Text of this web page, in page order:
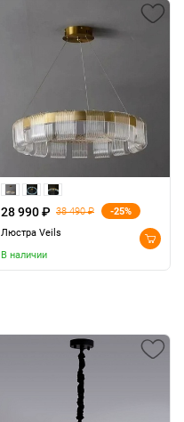
28 990 ₽ 38 490 ₽
-25%
Люстра Veils
В наличии